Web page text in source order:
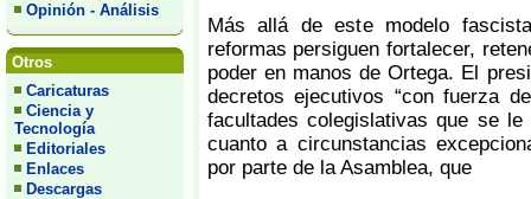
Opinión - Análisis
Otros
Caricaturas
Ciencia y
Tecnología
Editoriales
Enlaces
Descargas
Más allá de este modelo
reformas persiguen fortalecer,
poder en manos de Ortega. El
decretos ejecutivos “con fuerza
facultades colegislativas que se
cuanto a circunstancias
por parte de la Asamblea, que